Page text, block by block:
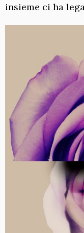
insieme ci ha